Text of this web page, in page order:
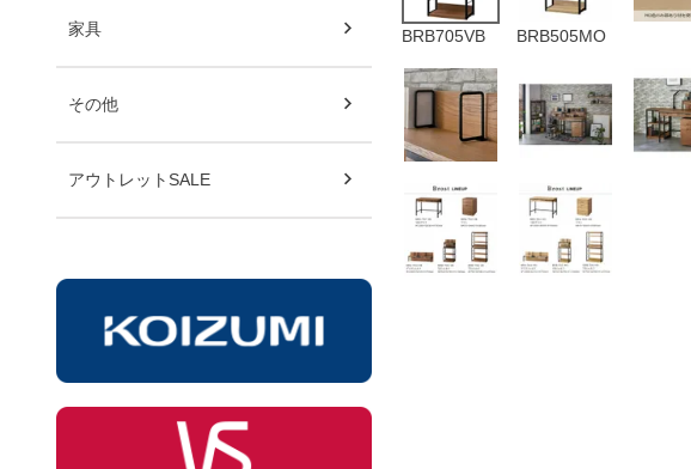
家具
その他
アウトレットSALE
BRB705VB BRB505MO